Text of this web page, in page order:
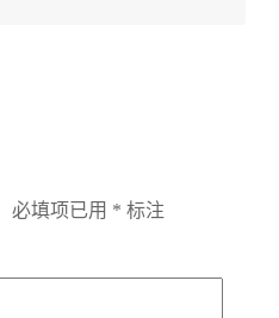
必填项已用 * 标注